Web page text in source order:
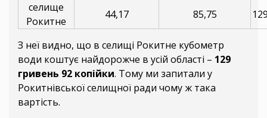
селище
Рокитне
44,17 85,75
З неї видно, що в селищі Рокитне кубометр
води коштує найдорожче в усій області – 129
гривень 92 копійки. Тому ми запитали у
Рокитнівської селищної ради чому ж така
вартість.